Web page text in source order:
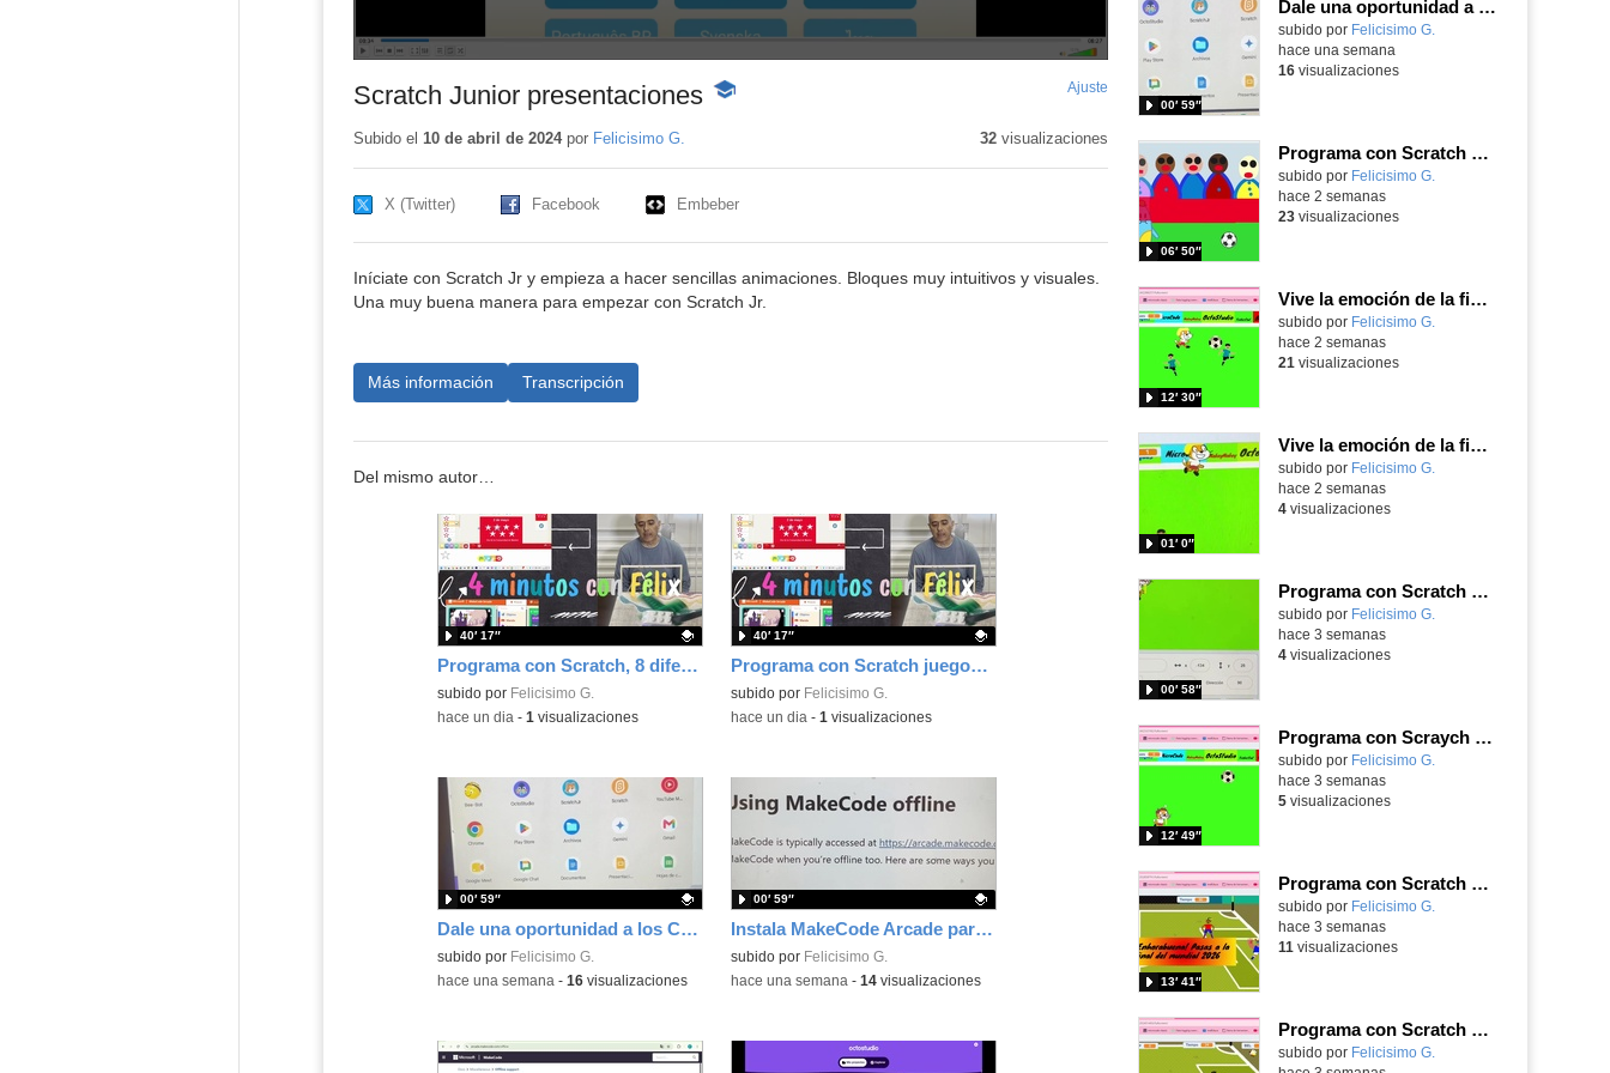
Scratch Junior presentaciones -
Ajuste
pantalla
Subido el 10 de abril de 2024por Felicisimo G. 32visualizaciones
X (Twitter) Facebook Embeber
Iníciate con Scratch Jr y empieza a hacer sencillas animaciones. Bloques muy intuitivos y visuales.
Una muy buena manera para empezar con Scratch Jr.
Más información Transcripción
Del mismo autor…
Programa con Scratch, 8 diferentes juegos para vivir la emoción de los partidos de España en el mundial 2026
Contenido educativo.
subido por Felicisimo G.
40′ 17″
-hace un dia - 1 visualizaciones
Programa con Scratch juegos con los partidos del mundial 2026 ganados por España
Contenido educativo.
subido por Felicisimo G.
40′ 17″
-hace un dia - 1 visualizaciones
Dale una oportunidad a los Chromebooks y utiliza un proyector para realizar talleres si no tienes pantallas táctiles
Contenido educativo.
subido por Felicisimo G.
00′ 59″
-hace una semana - 16visualizaciones
Instala MakeCode Arcade para trabajar offline en tu tablet, ordenador, Chromebook
Contenido educativo.
subido por Felicisimo G.
00′ 59″
-hace una semana - 14visualizaciones
Dale una oportunidad a los Chromebooks y utiliza un proyector para realizar talleres si no tienes pantallas táctiles
Contenido educativo.
subido por Felicisimo G.
00′ 59″
hace una semana
16visualizaciones
Programa con Scratch Jr una barrera que se desplaza para dar sensación de movimiento
Contenido educativo.
subido por Felicisimo G.
06′ 50″
hace 2 semanas
23visualizaciones
Vive la emoción de la final del mundial programando con Scratch, un juego de toques y esquivar contrarios
Contenido educativo.
subido por Felicisimo G.
12′ 30″
hace 2 semanas
21 visualizaciones
Vive la emoción de la final del mundial 2026, programando con Scratch un juego de toques.
Contenido educativo.
subido por Felicisimo G.
01′ 0″
hace 2 semanas
4visualizaciones
Programa con Scratch un juego sanferminero con Mikel Merino evitando toros y dando toques al balón.
Contenido educativo.
subido por Felicisimo G.
00′ 58″
hace 3 semanas
4visualizaciones
Programa con Scraych un juego de persecuciones sanfermineras y añade dificultad conduciendo un balón.
Contenido educativo.
subido por Felicisimo G.
12′ 49″
hace 3 semanas
5visualizaciones
Programa con Scratch un juego para vivir la emoción de los centros desde la banda de España
Contenido educativo.
subido por Felicisimo G.
13′ 41″
hace 3 semanas
11 visualizaciones
Programa con Scratch un juego para vivir la emoción del partido de España contra Belgica
Contenido educativo.
subido por Felicisimo G.